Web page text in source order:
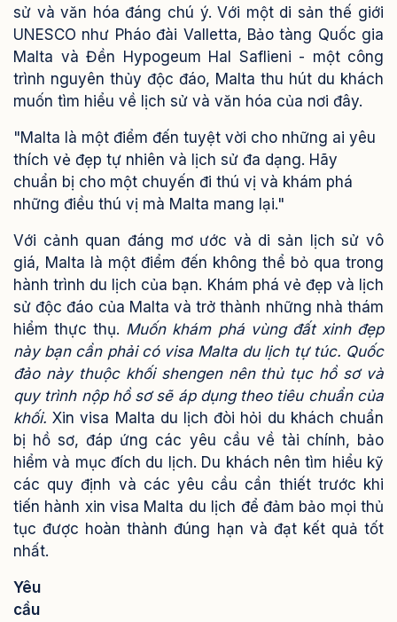
sử và văn hóa đáng chú ý. Với một di sản thế giới
UNESCO như Pháo đài Valletta, Bảo tàng Quốc gia
Malta và Đền Hypogeum Hal Saflieni - một công
trình nguyên thủy độc đáo, Malta thu hút du khách
muốn tìm hiểu về lịch sử và văn hóa của nơi đây.
"Malta là một điểm đến tuyệt vời cho những ai yêu
thích vẻ đẹp tự nhiên và lịch sử đa dạng. Hãy
chuẩn bị cho một chuyến đi thú vị và khám phá
những điều thú vị mà Malta mang lại."
Với cảnh quan đáng mơ ước và di sản lịch sử vô
giá, Malta là một điểm đến không thể bỏ qua trong
hành trình du lịch của bạn. Khám phá vẻ đẹp và lịch
sử độc đáo của Malta và trở thành những nhà thám
hiểm thực thụ. Muốn khám phá vùng đất xinh đẹp
này bạn cần phải có visa Malta du lịch tự túc. Quốc
đảo này thuộc khối shengen nên thủ tục hồ sơ và
quy trình nộp hồ sơ sẽ áp dụng theo tiêu chuẩn của
khối. Xin visa Malta du lịch đòi hỏi du khách chuẩn
bị hồ sơ, đáp ứng các yêu cầu về tài chính, bảo
hiểm và mục đích du lịch. Du khách nên tìm hiểu kỹ
các quy định và các yêu cầu cần thiết trước khi
tiến hành xin visa Malta du lịch để đảm bảo mọi thủ
tục được hoàn thành đúng hạn và đạt kết quả tốt
nhất.
Yêu
cầu